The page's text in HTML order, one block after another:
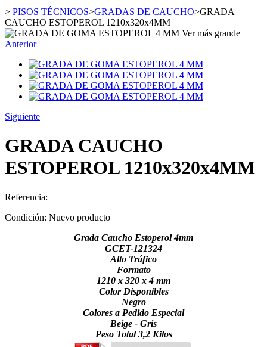
> PISOS TÉCNICOS>GRADAS DE CAUCHO>GRADA
CAUCHO ESTOPEROL 1210x320x4MM
Ver más grande
Anterior
Siguiente
GRADA CAUCHO
ESTOPEROL 1210x320x4MM
Referencia:
Condición: Nuevo producto
Grada Caucho Estoperol 4mm
GCET-121324
Alto Tráfico
Formato
1210 x 320 x 4 mm
Color Disponibles
Negro
Colores a Pedido Especial
Beige - Gris
Peso Total 3,2 Kilos